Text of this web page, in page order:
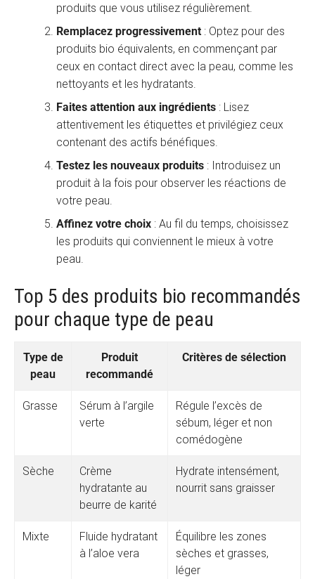
produits que vous utilisez régulièrement.
Remplacez progressivement : Optez pour des
produits bio équivalents, en commençant par
ceux en contact direct avec la peau, comme les
nettoyants et les hydratants.
Faites attention aux ingrédients : Lisez
attentivement les étiquettes et privilégiez ceux
contenant des actifs bénéfiques.
Testez les nouveaux produits : Introduisez un
produit à la fois pour observer les réactions de
votre peau.
Affinez votre choix : Au fil du temps, choisissez
les produits qui conviennent le mieux à votre
peau.
Top 5 des produits bio recommandés
pour chaque type de peau
Type de
peau
Produit
recommandé
Critères de sélection
Grasse
Sérum à l’argile
verte
Régule l’excès de
sébum, léger et non
comédogène
Sèche
Crème
hydratante au
beurre de karité
Hydrate intensément,
nourrit sans graisser
Mixte
Fluide hydratant
à l’aloe vera
Équilibre les zones
sèches et grasses,
léger